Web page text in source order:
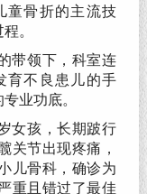
童骨折的主流技
。
带领下，科室连
育不良患儿的手
业功底。
女孩，长期跛行
关节出现疼痛，
儿骨科，确诊为
重且错过了最佳